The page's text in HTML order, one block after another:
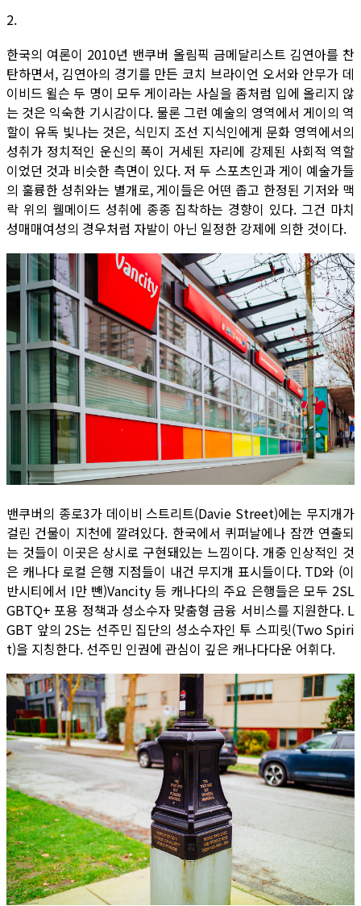
2.
한국의 여론이 2010년 밴쿠버 올림픽 금메달리스트 김연아를 찬
탄하면서, 김연아의 경기를 만든 코치 브라이언 오서와 안무가 데
이비드 윌슨 두 명이 모두 게이라는 사실을 좀처럼 입에 올리지 않
는 것은 익숙한 기시감이다. 물론 그런 예술의 영역에서 게이의 역
할이 유독 빛나는 것은, 식민지 조선 지식인에게 문화 영역에서의
성취가 정치적인 운신의 폭이 거세된 자리에 강제된 사회적 역할
이었던 것과 비슷한 측면이 있다. 저 두 스포츠인과 게이 예술가들
의 훌륭한 성취와는 별개로, 게이들은 어떤 좁고 한정된 기저와 맥
락 위의 웰메이드 성취에 종종 집착하는 경향이 있다. 그건 마치
성매매여성의 경우처럼 자발이 아닌 일정한 강제에 의한 것이다.
밴쿠버의 종로3가 데이비 스트리트(Davie Street)에는 무지개가
걸린 건물이 지천에 깔려있다. 한국에서 퀴퍼날에나 잠깐 연출되
는 것들이 이곳은 상시로 구현돼있는 느낌이다. 개중 인상적인 것
은 캐나다 로컬 은행 지점들이 내건 무지개 표시들이다. TD와 (이
반시티에서 I만 뺀)Vancity 등 캐나다의 주요 은행들은 모두 2SL
GBTQ+ 포용 정책과 성소수자 맞춤형 금융 서비스를 지원한다. L
GBT 앞의 2S는 선주민 집단의 성소수자인 투 스피릿(Two Spiri
t)을 지칭한다. 선주민 인권에 관심이 깊은 캐나다다운 어휘다.